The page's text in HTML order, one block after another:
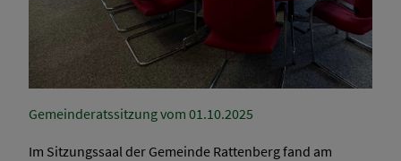
Gemeinderatssitzung vom 01.10.2025
Im Sitzungssaal der Gemeinde Rattenberg fand am